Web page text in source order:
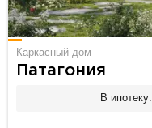
Каркасный дом
Патагония
В ипотеку: